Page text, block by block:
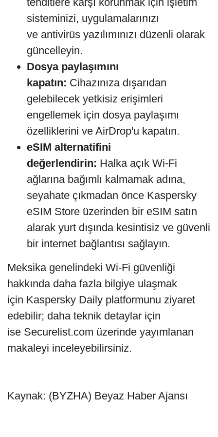
sisteminizi, uygulamalarınızı
ve antivirüs yazılımınızı düzenli olarak
güncelleyin.
Dosya paylaşımını
kapatın: Cihazınıza dışarıdan
gelebilecek yetkisiz erişimleri
engellemek için dosya paylaşımı
özelliklerini ve AirDrop'u kapatın.
eSIM alternatifini
değerlendirin: Halka açık Wi-Fi
ağlarına bağımlı kalmamak adına,
seyahate çıkmadan önce Kaspersky
eSIM Store üzerinden bir eSIM satın
alarak yurt dışında kesintisiz ve güvenli
bir internet bağlantısı sağlayın.
Meksika genelindeki Wi-Fi güvenliği
hakkında daha fazla bilgiye ulaşmak
için Kaspersky Daily platformunu ziyaret
edebilir; daha teknik detaylar için
ise Securelist.com üzerinde yayımlanan
makaleyi inceleyebilirsiniz.
Kaynak: (BYZHA) Beyaz Haber Ajansı